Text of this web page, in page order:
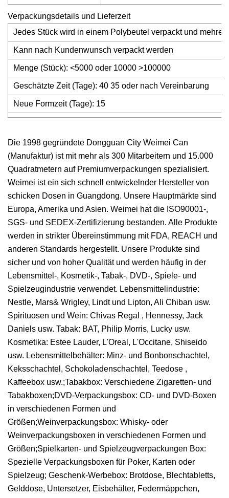
Verpackungsdetails und Lieferzeit
Jedes Stück wird in einem Polybeutel verpackt und
Kann nach Kundenwunsch verpackt werden
Menge (Stück): <5000 oder 10000 >100000
Geschätzte Zeit (Tage): 40 35 oder nach Vereinbarung
Neue Formzeit (Tage): 15
Die 1998 gegründete Dongguan City Weimei Can
(Manufaktur) ist mit mehr als 300 Mitarbeitern und 15.000
Quadratmetern auf Premiumverpackungen spezialisiert.
Weimei ist ein sich schnell entwickelnder Hersteller von
schicken Dosen in Guangdong. Unsere Hauptmärkte sind
Europa, Amerika und Asien. Weimei hat die ISO90001-,
SGS- und SEDEX-Zertifizierung bestanden. Alle Produkte
werden in strikter Übereinstimmung mit FDA, REACH und
anderen Standards hergestellt. Unsere Produkte sind
sicher und von hoher Qualität und werden häufig in der
Lebensmittel-, Kosmetik-, Tabak-, DVD-, Spiele- und
Spielzeugindustrie verwendet. Lebensmittelindustrie:
Nestle, Mars& Wrigley, Lindt und Lipton, Ali Chiban usw.
Spirituosen und Wein: Chivas Regal , Hennessy, Jack
Daniels usw. Tabak: BAT, Philip Morris, Lucky usw.
Kosmetika: Estee Lauder, L'Oreal, L'Occitane, Shiseido
usw. Lebensmittelbehälter: Minz- und Bonbonschachtel,
Keksschachtel, Schokoladenschachtel, Teedose ,
Kaffeebox usw.;Tabakbox: Verschiedene Zigaretten- und
Tabakboxen;DVD-Verpackungsbox: CD- und DVD-Boxen
in verschiedenen Formen und
Größen;Weinverpackungsbox: Whisky- oder
Weinverpackungsboxen in verschiedenen Formen und
Größen;Spielkarten- und Spielzeugverpackungen Box:
Spezielle Verpackungsboxen für Poker, Karten oder
Spielzeug; Geschenk-Werbebox: Brotdose, Blechtabletts,
Gelddose, Untersetzer, Eisbehälter, Federmäppchen,